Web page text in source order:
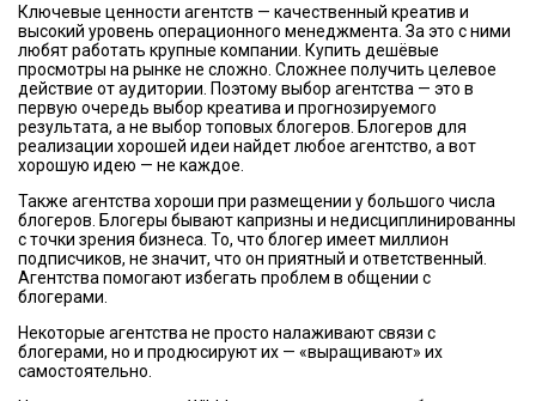
Ключевые ценности агентств — качественный креатив и
высокий уровень операционного менеджмента. За это с ними
любят работать крупные компании. Купить дешёвые
просмотры на рынке не сложно. Сложнее получить целевое
действие от аудитории. Поэтому выбор агентства — это в
первую очередь выбор креатива и прогнозируемого
результата, а не выбор топовых блогеров. Блогеров для
реализации хорошей идеи найдет любое агентство, а вот
хорошую идею — не каждое.
Также агентства хороши при размещении у большого числа
блогеров. Блогеры бывают капризны и недисциплинированны
с точки зрения бизнеса. То, что блогер имеет миллион
подписчиков, не значит, что он приятный и ответственный.
Агентства помогают избегать проблем в общении с
блогерами.
Некоторые агентства не просто налаживают связи с
блогерами, но и продюсируют их — «выращивают» их
самостоятельно.